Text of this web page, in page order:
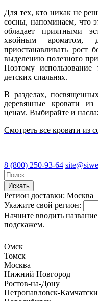
Для тех, кто никак не
сосны, напоминаем, что
обладает приятными
хвойным ароматом,
приостанавливать рост
выделению полезного
Поэтому
детских спальнях.
В разделах,
деревянные кровати
ценам. Выбирайте и
Смотреть все кровати из
8 (800) 250-93-64
Искать
Регион доставки: Москва
Укажите свой регион:
Начните вводить
подскажем.
Омск
Томск
Москва
Нижний Новгород
Ростов-на-Дону
Петропавловск-